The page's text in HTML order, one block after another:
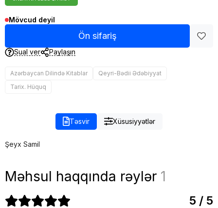
Mövcud deyil
Ön sifariş
Sual ver Paylaşın
Azərbaycan Dilində Kitablar
Qeyri-Bədii Ədəbiyyat
Tarix. Hüquq
Təsvir Xüsusiyyətlər
Şeyx Samil
Məhsul haqqında rəylər 1
5 / 5